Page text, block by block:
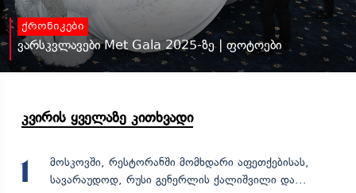
ქრონიკები
ვარსკვლავები Met Gala 2025-ზე | ფოტოები
კვირის ყველაზე კითხვადი
1
მოსკოვში, რესტორანში მომხდარი აფეთქებისას,
სავარაუდოდ, რუსი გენერლის ქალიშვილი და...